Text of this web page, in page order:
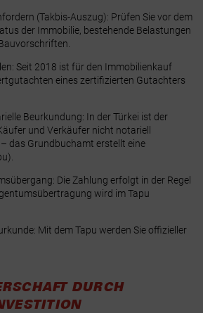
(Takbis-Auszug): Prüfen Sie vor dem
der Immobilie, bestehende Belastungen
Seit 2018 ist für den Immobilienkauf
eines zertifizierten Gutachters
Beurkundung: In der Türkei ist der
und Verkäufer nicht notariell
das Grundbuchamt erstellt eine
Die Zahlung erfolgt in der Regel
wird im Tapu
Mit dem Tapu werden Sie offizieller
DURCH